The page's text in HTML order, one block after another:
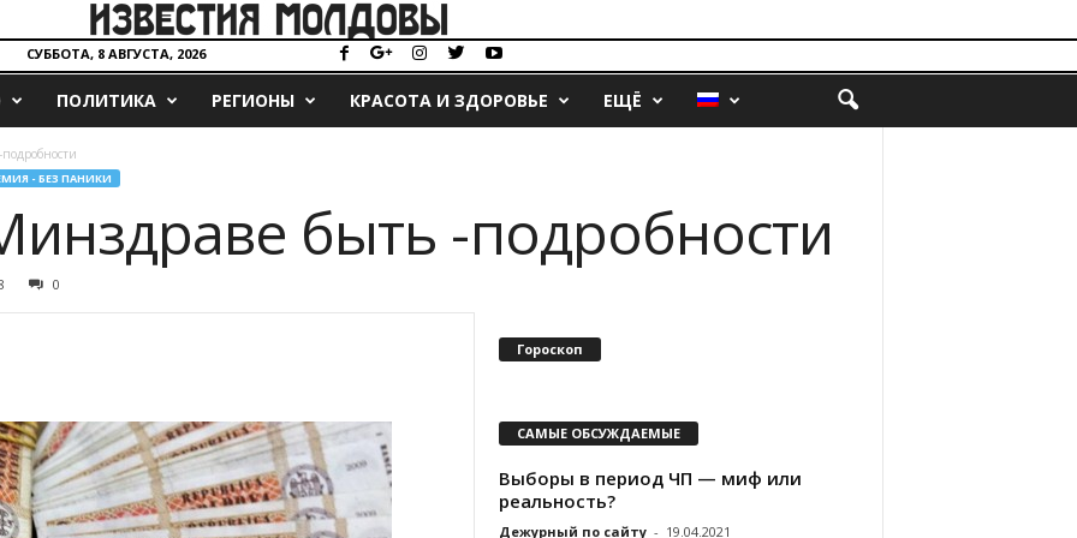
СУББОТА, 8 АВГУСТА, 2026
ПОЛИТИКА РЕГИОНЫ КРАСОТА И ЗДОРОВЬЕ ЕЩЁ
- БЕЗ ПАНИКИ
быть -подробности
0
Гороскоп
САМЫЕ ОБСУЖДАЕМЫЕ
Выборы в период ЧП — миф или
реальность?
Дежурный по сайту - 19.04.2021